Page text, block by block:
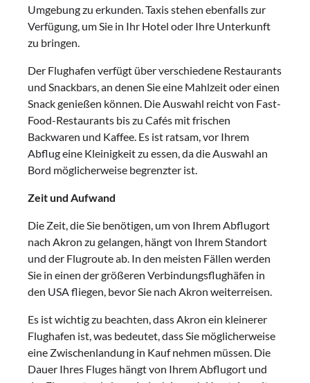
Umgebung zu erkunden. Taxis stehen ebenfalls zur
Verfügung, um Sie in Ihr Hotel oder Ihre Unterkunft
zu bringen.
Der Flughafen verfügt über verschiedene Restaurants
und Snackbars, an denen Sie eine Mahlzeit oder einen
Snack genießen können. Die Auswahl reicht von Fast-
Food-Restaurants bis zu Cafés mit frischen
Backwaren und Kaffee. Es ist ratsam, vor Ihrem
Abflug eine Kleinigkeit zu essen, da die Auswahl an
Bord möglicherweise begrenzter ist.
Zeit und Aufwand
Die Zeit, die Sie benötigen, um von Ihrem Abflugort
nach Akron zu gelangen, hängt von Ihrem Standort
und der Flugroute ab. In den meisten Fällen werden
Sie in einen der größeren Verbindungsflughäfen in
den USA fliegen, bevor Sie nach Akron weiterreisen.
Es ist wichtig zu beachten, dass Akron ein kleinerer
Flughafen ist, was bedeutet, dass Sie möglicherweise
eine Zwischenlandung in Kauf nehmen müssen. Die
Dauer Ihres Fluges hängt von Ihrem Abflugort und